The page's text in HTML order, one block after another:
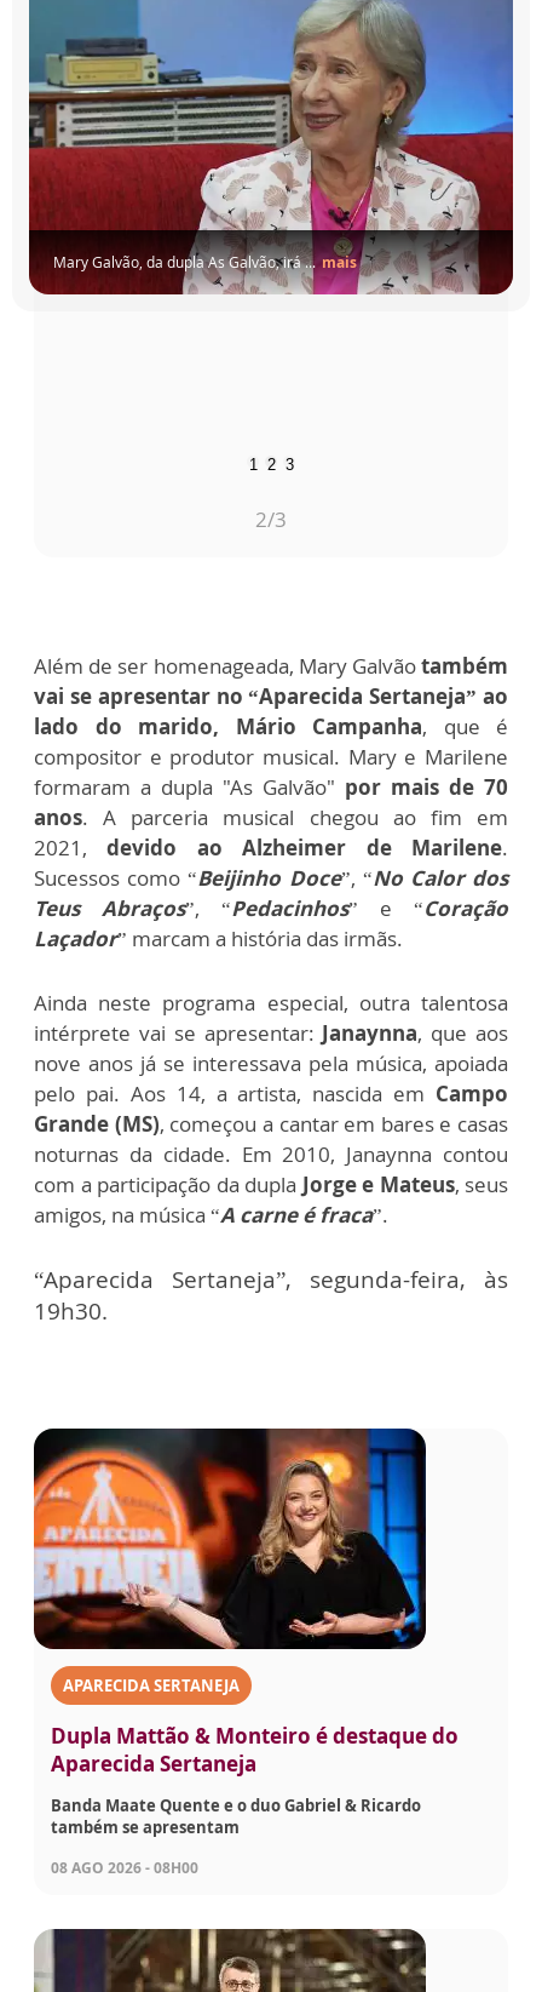
Mary Galvão, da dupla As Galvão, irá ... mais
1 2 3
2/3
Além de ser homenageada, Mary Galvãotambém
vai se apresentar no “Aparecida Sertaneja” ao
lado do marido, Mário Campanha, que é
compositor e produtor musical. Mary e Marilene
formaram a dupla "As Galvão" por mais de 70
anos. A parceria musical chegou ao fim em
2021,devido ao Alzheimer de Marilene.
Sucessos como “Beijinho Doce”, “No Calor dos
Teus Abraços”, “Pedacinhos” e “Coração
Laçador” marcam a história das irmãs.
Ainda neste programa especial, outra talentosa
intérprete vai se apresentar: Janaynna, que aos
nove anos já se interessava pela música, apoiada
pelo pai. Aos 14, a artista, nascida em Campo
Grande (MS), começou a cantar em bares e casas
noturnas da cidade. Em 2010, Janaynna contou
com a participação da dupla Jorge e Mateus, seus
amigos, na música “A carne é fraca”.
“Aparecida Sertaneja”, segunda-feira, às
19h30.
APARECIDA SERTANEJA
Dupla Mattão & Monteiro é destaque do
Aparecida Sertaneja
Banda Maate Quente e o duo Gabriel & Ricardo
também se apresentam
08 AGO 2026 - 08H00